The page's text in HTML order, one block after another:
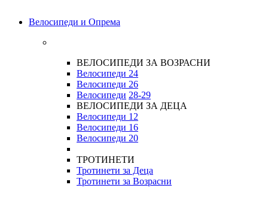
Велосипеди и Опрема
ВЕЛОСИПЕДИ ЗА ВОЗРАСНИ
Велосипеди 24
Велосипеди 26
Велосипеди 28-29
ВЕЛОСИПЕДИ ЗА ДЕЦА
Велосипеди 12
Велосипеди 16
Велосипеди 20
ТРОТИНЕТИ
Тротинети за Деца
Тротинети за Возрасни